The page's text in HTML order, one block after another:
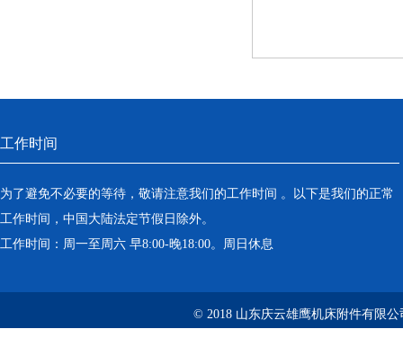
工作时间
为了避免不必要的等待，敬请注意我们的工作时间 。以下是我们的正常
工作时间，中国大陆法定节假日除外。
工作时间：周一至周六 早8:00-晚18:00。周日休息
© 2018 山东庆云雄鹰机床附件有限